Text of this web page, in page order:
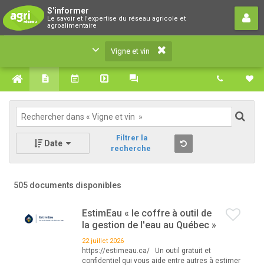
S'informer
Le savoir et l'expertise du réseau agricole et
agroalimentaire
Le savoir et l'expertise du réseau agricole et
agroalimentaire
Vigne et vin
Date
Filtrer la
recherche
505 documents disponibles
EstimEau « le coffre à outil de
la gestion de l'eau au Québec »
22 juillet 2026
https://estimeau.ca/ Un outil gratuit et
confidentiel qui vous aide entre autres à estimer